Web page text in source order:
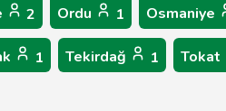
2 Ordu 1 Osmaniye
1 Tekirdağ 1 Tokat